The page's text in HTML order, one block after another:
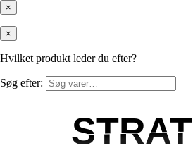
×
×
Hvilket produkt leder du efter?
Søg efter: